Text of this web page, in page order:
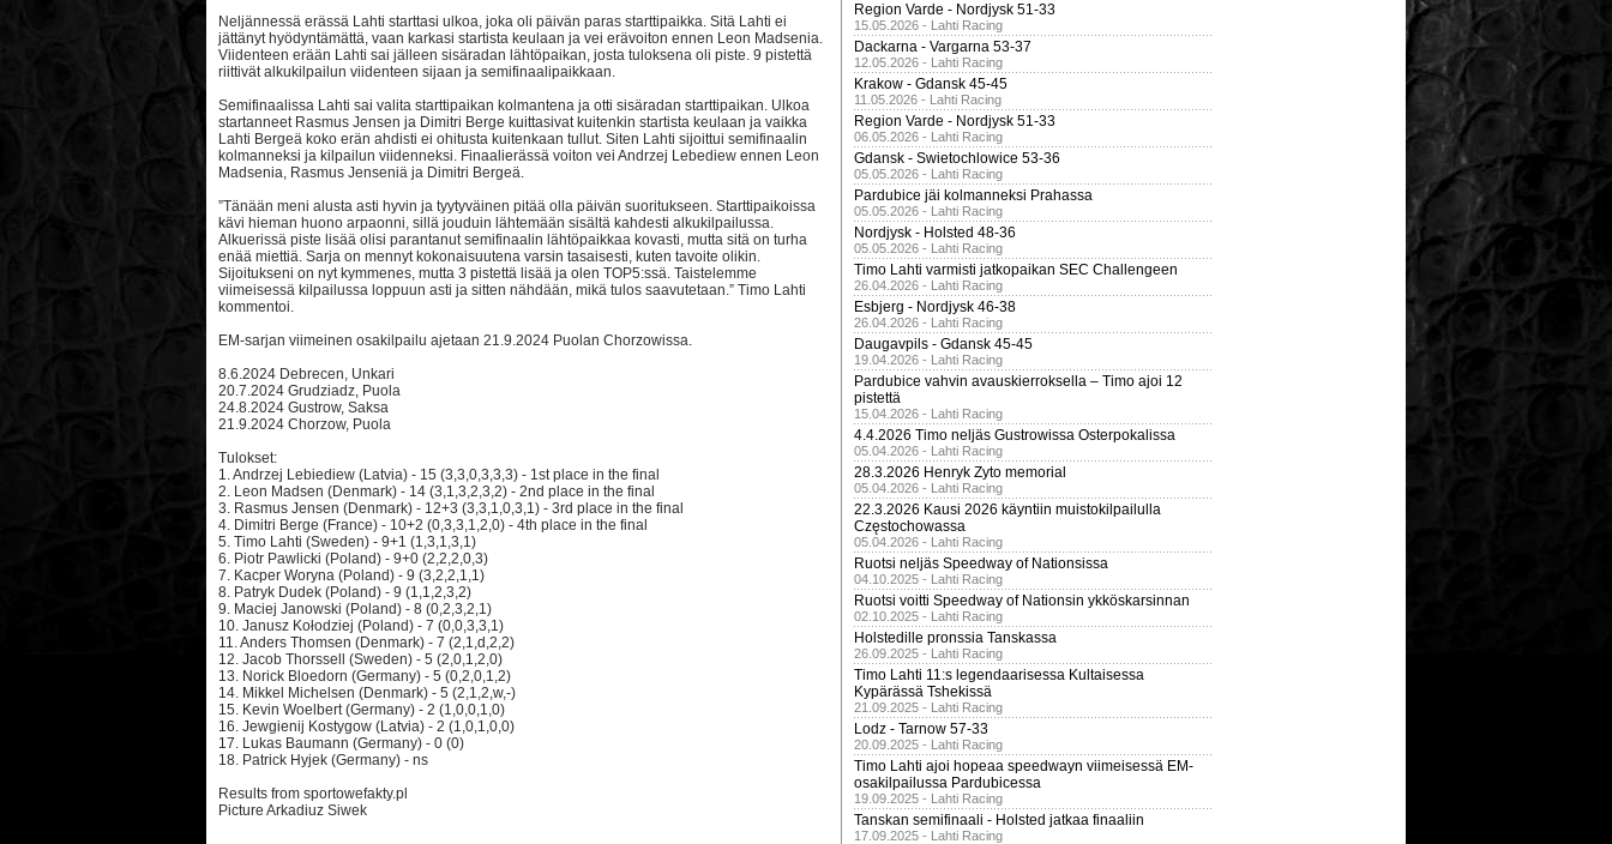
Neljännessä erässä Lahti starttasi ulkoa, joka oli päivän paras starttipaikka. Sitä Lahti ei
jättänyt hyödyntämättä, vaan karkasi startista keulaan ja vei erävoiton ennen Leon Madsenia.
Viidenteen erään Lahti sai jälleen sisäradan lähtöpaikan, josta tuloksena oli piste. 9 pistettä
riittivät alkukilpailun viidenteen sijaan ja semifinaalipaikkaan.
Semifinaalissa Lahti sai valita starttipaikan kolmantena ja otti sisäradan starttipaikan. Ulkoa
startanneet Rasmus Jensen ja Dimitri Berge kuittasivat kuitenkin startista keulaan ja vaikka
Lahti Bergeä koko erän ahdisti ei ohitusta kuitenkaan tullut. Siten Lahti sijoittui semifinaalin
kolmanneksi ja kilpailun viidenneksi. Finaalierässä voiton vei Andrzej Lebediew ennen Leon
Madsenia, Rasmus Jenseniä ja Dimitri Bergeä.
”Tänään meni alusta asti hyvin ja tyytyväinen pitää olla päivän suoritukseen. Starttipaikoissa
kävi hieman huono arpaonni, sillä jouduin lähtemään sisältä kahdesti alkukilpailussa.
Alkuerissä piste lisää olisi parantanut semifinaalin lähtöpaikkaa kovasti, mutta sitä on turha
enää miettiä. Sarja on mennyt kokonaisuutena varsin tasaisesti, kuten tavoite olikin.
Sijoitukseni on nyt kymmenes, mutta 3 pistettä lisää ja olen TOP5:ssä. Taistelemme
viimeisessä kilpailussa loppuun asti ja sitten nähdään, mikä tulos saavutetaan.” Timo Lahti
kommentoi.
EM-sarjan viimeinen osakilpailu ajetaan 21.9.2024 Puolan Chorzowissa.
8.6.2024 Debrecen, Unkari
20.7.2024 Grudziadz, Puola
24.8.2024 Gustrow, Saksa
21.9.2024 Chorzow, Puola
Tulokset:
1. Andrzej Lebiediew (Latvia) - 15 (3,3,0,3,3,3) - 1st place in the final
2. Leon Madsen (Denmark) - 14 (3,1,3,2,3,2) - 2nd place in the final
3. Rasmus Jensen (Denmark) - 12+3 (3,3,1,0,3,1) - 3rd place in the final
4. Dimitri Berge (France) - 10+2 (0,3,3,1,2,0) - 4th place in the final
5. Timo Lahti (Sweden) - 9+1 (1,3,1,3,1)
6. Piotr Pawlicki (Poland) - 9+0 (2,2,2,0,3)
7. Kacper Woryna (Poland) - 9 (3,2,2,1,1)
8. Patryk Dudek (Poland) - 9 (1,1,2,3,2)
9. Maciej Janowski (Poland) - 8 (0,2,3,2,1)
10. Janusz Kołodziej (Poland) - 7 (0,0,3,3,1)
11. Anders Thomsen (Denmark) - 7 (2,1,d,2,2)
12. Jacob Thorssell (Sweden) - 5 (2,0,1,2,0)
13. Norick Bloedorn (Germany) - 5 (0,2,0,1,2)
14. Mikkel Michelsen (Denmark) - 5 (2,1,2,w,-)
15. Kevin Woelbert (Germany) - 2 (1,0,0,1,0)
16. Jewgienij Kostygow (Latvia) - 2 (1,0,1,0,0)
17. Lukas Baumann (Germany) - 0 (0)
18. Patrick Hyjek (Germany) - ns
Results from sportowefakty.pl
Picture Arkadiuz Siwek
Region Varde - Nordjysk 51-33
15.05.2026 - Lahti Racing
Dackarna - Vargarna 53-37
12.05.2026 - Lahti Racing
Krakow - Gdansk 45-45
11.05.2026 - Lahti Racing
Region Varde - Nordjysk 51-33
06.05.2026 - Lahti Racing
Gdansk - Swietochlowice 53-36
05.05.2026 - Lahti Racing
Pardubice jäi kolmanneksi Prahassa
05.05.2026 - Lahti Racing
Nordjysk - Holsted 48-36
05.05.2026 - Lahti Racing
Timo Lahti varmisti jatkopaikan SEC Challengeen
26.04.2026 - Lahti Racing
Esbjerg - Nordjysk 46-38
26.04.2026 - Lahti Racing
Daugavpils - Gdansk 45-45
19.04.2026 - Lahti Racing
Pardubice vahvin avauskierroksella – Timo ajoi 12
pistettä
15.04.2026 - Lahti Racing
4.4.2026 Timo neljäs Gustrowissa Osterpokalissa
05.04.2026 - Lahti Racing
28.3.2026 Henryk Zyto memorial
05.04.2026 - Lahti Racing
22.3.2026 Kausi 2026 käyntiin muistokilpailulla
Częstochowassa
05.04.2026 - Lahti Racing
Ruotsi neljäs Speedway of Nationsissa
04.10.2025 - Lahti Racing
Ruotsi voitti Speedway of Nationsin ykköskarsinnan
02.10.2025 - Lahti Racing
Holstedille pronssia Tanskassa
26.09.2025 - Lahti Racing
Timo Lahti 11:s legendaarisessa Kultaisessa
Kypärässä Tshekissä
21.09.2025 - Lahti Racing
Lodz - Tarnow 57-33
20.09.2025 - Lahti Racing
Timo Lahti ajoi hopeaa speedwayn viimeisessä EM-
osakilpailussa Pardubicessa
19.09.2025 - Lahti Racing
Tanskan semifinaali - Holsted jatkaa finaaliin
17.09.2025 - Lahti Racing